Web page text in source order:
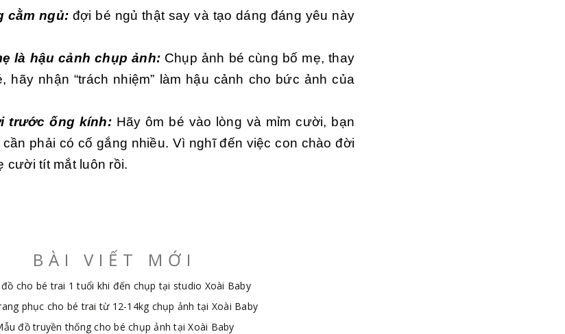
cằm ngủ: đợi bé ngủ thật say và tạo dáng đáng yêu này
là hậu cảnh chụp ảnh: Chụp ảnh bé cùng bố mẹ, thay
hãy nhận “trách nhiệm” làm hậu cảnh cho bức ảnh của
trước ống kính:Hãy ôm bé vào lòng và mỉm cười, bạn
phải có cố gắng nhiều. Vì nghĩ đến việc con chào đời
cười tít mắt luôn rồi.
BÀI VIẾT MỚI
cho bé trai 1 tuổi khi đến chụp tại studio Xoài Baby
phục cho bé trai từ 12-14kg chụp ảnh tại Xoài Baby
đồ truyền thống cho bé chụp ảnh tại Xoài Baby